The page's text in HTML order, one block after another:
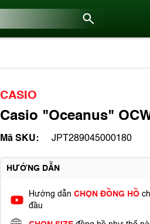
CASIO
Casio "Oceanus"
Mã SKU: JPT289045000180
HƯỚNG DẪN
Hướng dẫn CHỌN ĐỒNG HỒ
đầu